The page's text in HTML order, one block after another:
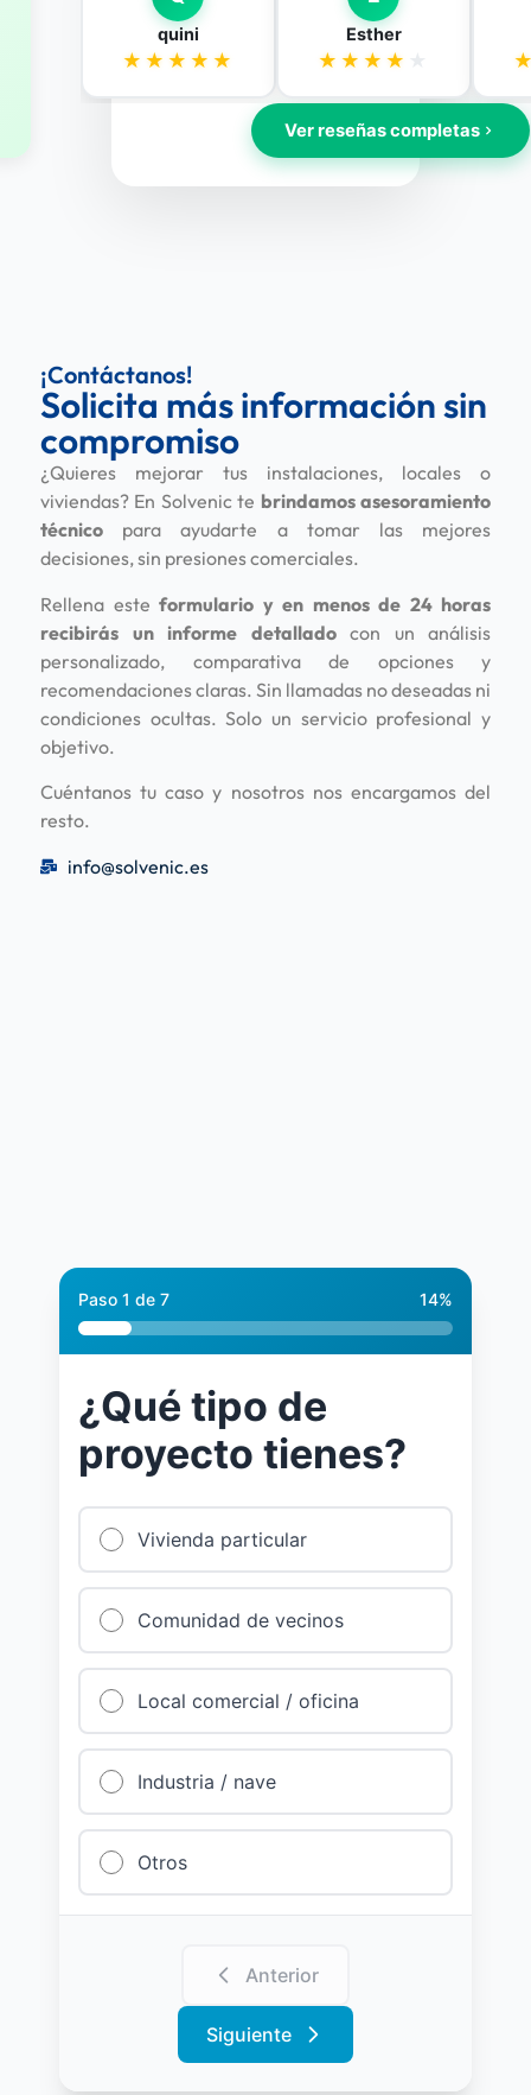
¡Contáctanos!
Solicita más información sin
compromiso
¿Quieres mejorar tus instalaciones, locales o
viviendas? En Solvenic te brindamos asesoramiento
técnico para ayudarte a tomar las mejores
decisiones, sin presiones comerciales.
Rellena este formulario y en menos de 24 horas
recibirás un informe detalladocon un análisis
personalizado, comparativa de opciones y
recomendaciones claras. Sin llamadas no deseadas ni
condiciones ocultas. Solo un servicio profesional y
objetivo.
Cuéntanos tu caso y nosotros nos encargamos del
resto.
info@solvenic.es
Paso 1 de 7 14%
¿Qué tipo de
proyecto tienes?
Vivienda particular
Comunidad de vecinos
Local comercial / oficina
Industria / nave
Otros
Anterior
Siguiente